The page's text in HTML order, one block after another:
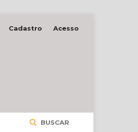
BUSCAR
Cadastro Acesso